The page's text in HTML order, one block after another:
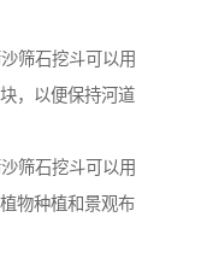
筛石挖斗可以用
，以便保持河道
筛石挖斗可以用
物种植和景观布